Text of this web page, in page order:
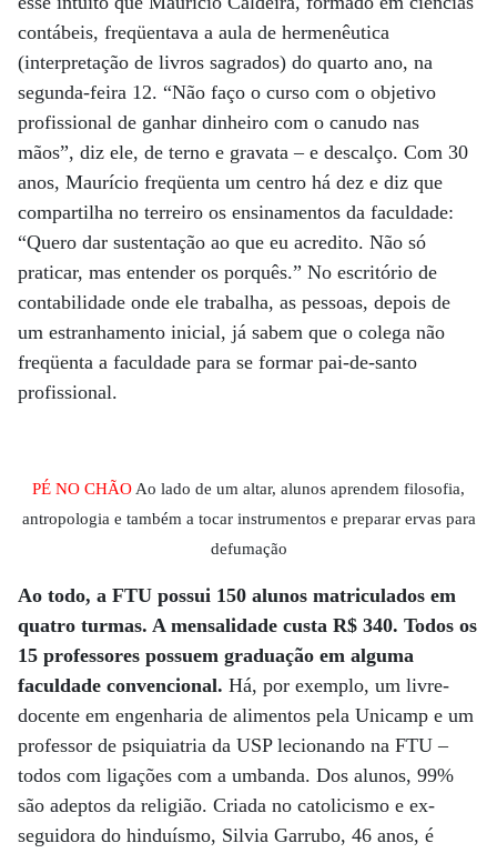
contábeis, freqüentava a aula de hermenêutica
(interpretação de livros sagrados) do quarto ano, na
segunda-feira 12. “Não faço o curso com o objetivo
profissional de ganhar dinheiro com o canudo nas
mãos”, diz ele, de terno e gravata – e descalço. Com 30
anos, Maurício freqüenta um centro há dez e diz que
compartilha no terreiro os ensinamentos da faculdade:
“Quero dar sustentação ao que eu acredito. Não só
praticar, mas entender os porquês.” No escritório de
contabilidade onde ele trabalha, as pessoas, depois de
um estranhamento inicial, já sabem que o colega não
freqüenta a faculdade para se formar pai-de-santo
profissional.
PÉ NO CHÃO Ao lado de um altar, alunos aprendem filosofia,
antropologia e também a tocar instrumentos e preparar ervas para
defumação
Ao todo, a FTU possui 150 alunos matriculados em
quatro turmas. A mensalidade custa R$ 340. Todos os
15 professores possuem graduação em alguma
faculdade convencional. Há, por exemplo, um livre-
docente em engenharia de alimentos pela Unicamp e um
professor de psiquiatria da USP lecionando na FTU –
todos com ligações com a umbanda. Dos alunos, 99%
são adeptos da religião. Criada no catolicismo e ex-
seguidora do hinduísmo, Silvia Garrubo, 46 anos, é